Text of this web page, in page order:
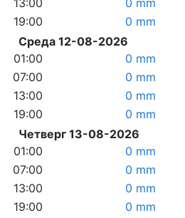
19:00
0 mm
Среда 12-08-2026
01:00
0 mm
07:00
0 mm
13:00
0 mm
19:00
0 mm
Четверг 13-08-2026
01:00
0 mm
07:00
0 mm
13:00
0 mm
19:00
0 mm